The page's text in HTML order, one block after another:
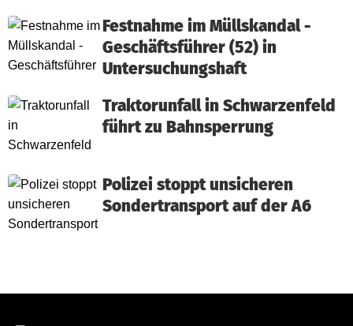
Festnahme im Müllskandal -
Geschäftsführer (52) in
Untersuchungshaft
Traktorunfall in Schwarzenfeld
führt zu Bahnsperrung
Polizei stoppt unsicheren
Sondertransport auf der A6